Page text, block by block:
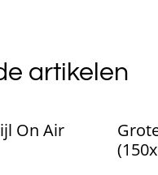
artikelen
On Air